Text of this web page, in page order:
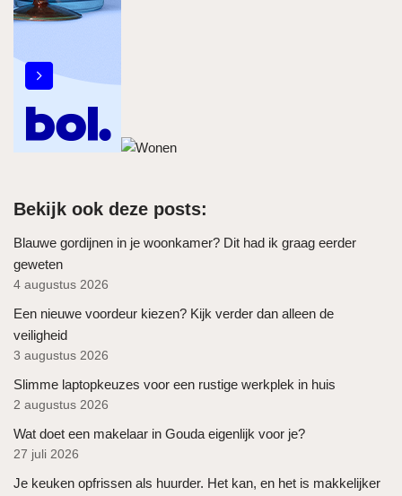
Bekijk ook deze posts:
Blauwe gordijnen in je woonkamer? Dit had ik graag eerder
geweten
4 augustus 2026
Een nieuwe voordeur kiezen? Kijk verder dan alleen de
veiligheid
3 augustus 2026
Slimme laptopkeuzes voor een rustige werkplek in huis
2 augustus 2026
Wat doet een makelaar in Gouda eigenlijk voor je?
27 juli 2026
Je keuken opfrissen als huurder. Het kan, en het is makkelijker